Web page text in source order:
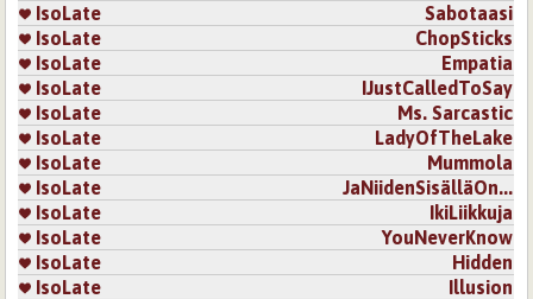
IsoLate
Sabotaasi
IsoLate
ChopSticks
IsoLate
Empatia
IsoLate
IJustCalledToSay
IsoLate
Ms. Sarcastic
IsoLate
LadyOfTheLake
IsoLate
Mummola
IsoLate
JaNiidenSisälläOn...
IsoLate
IkiLiikkuja
IsoLate
YouNeverKnow
IsoLate
Hidden
IsoLate
Illusion